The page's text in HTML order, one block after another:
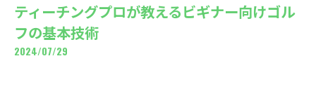
ティーチングプロが教えるビギナー向けゴル
フの基本技術
2024/07/29